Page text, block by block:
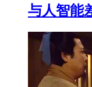
与人智能